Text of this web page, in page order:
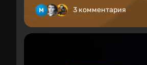
3 комментария